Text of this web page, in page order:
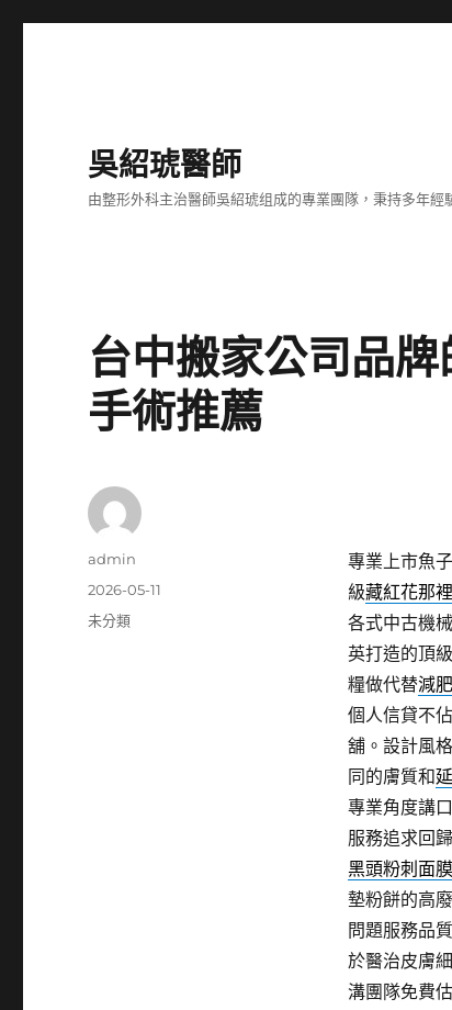
吳紹琥醫師
由整形外科主治醫師吳紹琥组成的專業團隊，秉持多年
台中搬家公司品
手術推薦
專業上市魚
級藏紅花那
各式中古機
英打造的頂
糧做代替減
個人信貸不
舖。設計風
同的膚質和
專業角度講
服務追求回
黑頭粉刺面膜
墊粉餅的高
問題服務品質
於醫治皮膚
溝團隊免費
作
admin
發
佈
2026-05-11
分
未分類